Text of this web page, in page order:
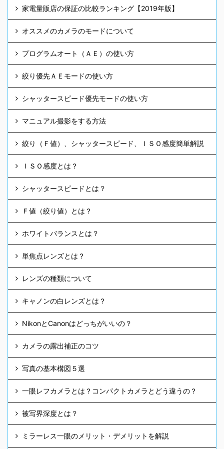
家電量販店の保証の比較ランキング【2019年版】
オススメのカメラのモードについて
プログラムオート（ＡＥ）の使い方
絞り優先ＡＥモードの使い方
シャッタースピード優先モードの使い方
マニュアル撮影をする方法
絞り（Ｆ値）、シャッタースピード、ＩＳＯ感度簡単解説
ＩＳＯ感度とは？
シャッタースピードとは？
Ｆ値（絞り値）とは？
ホワイトバランスとは？
単焦点レンズとは？
レンズの種類について
キャノンの白レンズとは？
NikonとCanonはどっちがいいの？
カメラの露出補正のコツ
写真の基本構図５選
一眼レフカメラとは？コンパクトカメラとどう違うの？
被写界深度とは？
ミラーレス一眼のメリット・デメリットを解説